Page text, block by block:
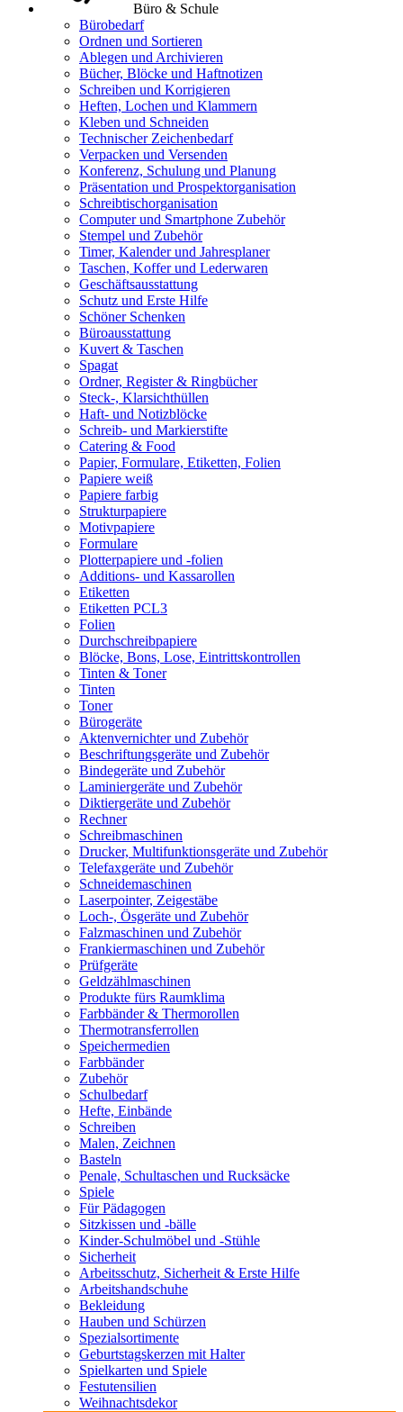
Büro & Schule
Bürobedarf
Ordnen und Sortieren
Ablegen und Archivieren
Bücher, Blöcke und Haftnotizen
Schreiben und Korrigieren
Heften, Lochen und Klammern
Kleben und Schneiden
Technischer Zeichenbedarf
Verpacken und Versenden
Konferenz, Schulung und Planung
Präsentation und Prospektorganisation
Schreibtischorganisation
Computer und Smartphone Zubehör
Stempel und Zubehör
Timer, Kalender und Jahresplaner
Taschen, Koffer und Lederwaren
Geschäftsausstattung
Schutz und Erste Hilfe
Schöner Schenken
Büroausstattung
Kuvert & Taschen
Spagat
Ordner, Register & Ringbücher
Steck-, Klarsichthüllen
Haft- und Notizblöcke
Schreib- und Markierstifte
Catering & Food
Papier, Formulare, Etiketten, Folien
Papiere weiß
Papiere farbig
Strukturpapiere
Motivpapiere
Formulare
Plotterpapiere und -folien
Additions- und Kassarollen
Etiketten
Etiketten PCL3
Folien
Durchschreibpapiere
Blöcke, Bons, Lose, Eintrittskontrollen
Tinten & Toner
Tinten
Toner
Bürogeräte
Aktenvernichter und Zubehör
Beschriftungsgeräte und Zubehör
Bindegeräte und Zubehör
Laminiergeräte und Zubehör
Diktiergeräte und Zubehör
Rechner
Schreibmaschinen
Drucker, Multifunktionsgeräte und Zubehör
Telefaxgeräte und Zubehör
Schneidemaschinen
Laserpointer, Zeigestäbe
Loch-, Ösgeräte und Zubehör
Falzmaschinen und Zubehör
Frankiermaschinen und Zubehör
Prüfgeräte
Geldzählmaschinen
Produkte fürs Raumklima
Farbbänder & Thermorollen
Thermotransferrollen
Speichermedien
Farbbänder
Zubehör
Schulbedarf
Hefte, Einbände
Schreiben
Malen, Zeichnen
Basteln
Penale, Schultaschen und Rucksäcke
Spiele
Für Pädagogen
Sitzkissen und -bälle
Kinder-Schulmöbel und -Stühle
Sicherheit
Arbeitsschutz, Sicherheit & Erste Hilfe
Arbeitshandschuhe
Bekleidung
Hauben und Schürzen
Spezialsortimente
Geburtstagskerzen mit Halter
Spielkarten und Spiele
Festutensilien
Weihnachtsdekor